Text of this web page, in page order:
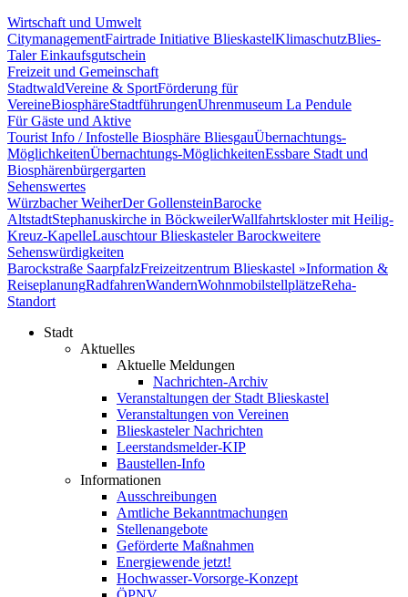
Wirtschaft und Umwelt
CitymanagementFairtrade Initiative BlieskastelKlimaschutzBlies-
Taler Einkaufsgutschein
Freizeit und Gemeinschaft
StadtwaldVereine & SportFörderung für
VereineBiosphäreStadtführungenUhrenmuseum La Pendule
Für Gäste und Aktive
Tourist Info / Infostelle Biosphäre BliesgauÜbernachtungs-
MöglichkeitenÜbernachtungs-MöglichkeitenEssbare Stadt und
Biosphärenbürgergarten
Sehenswertes
Würzbacher WeiherDer GollensteinBarocke
AltstadtStephanuskirche in BöckweilerWallfahrtskloster mit Heilig-
Kreuz-KapelleLauschtour Blieskasteler Barockweitere
Sehenswürdigkeiten
Barockstraße SaarpfalzFreizeitzentrum Blieskastel »Information &
ReiseplanungRadfahrenWandernWohnmobilstellplätzeReha-
Standort
Stadt
Aktuelles
Aktuelle Meldungen
Nachrichten-Archiv
Veranstaltungen der Stadt Blieskastel
Veranstaltungen von Vereinen
Blieskasteler Nachrichten
Leerstandsmelder-KIP
Baustellen-Info
Informationen
Ausschreibungen
Amtliche Bekanntmachungen
Stellenangebote
Geförderte Maßnahmen
Energiewende jetzt!
Hochwasser-Vorsorge-Konzept